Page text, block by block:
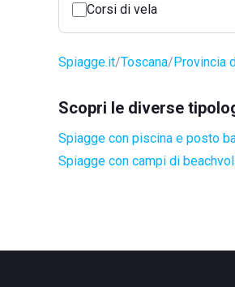
Corsi di vela
Spiagge.it Toscana Provincia
Scopri le diverse
Spiagge con piscina e posto
Spiagge con campi di